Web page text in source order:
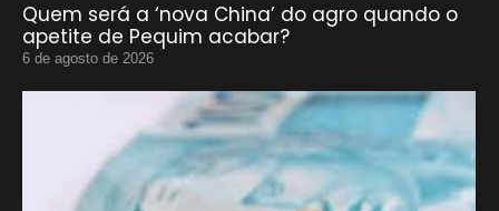
Quem será a ‘nova China’ do agro quando o
apetite de Pequim acabar?
6 de agosto de 2026